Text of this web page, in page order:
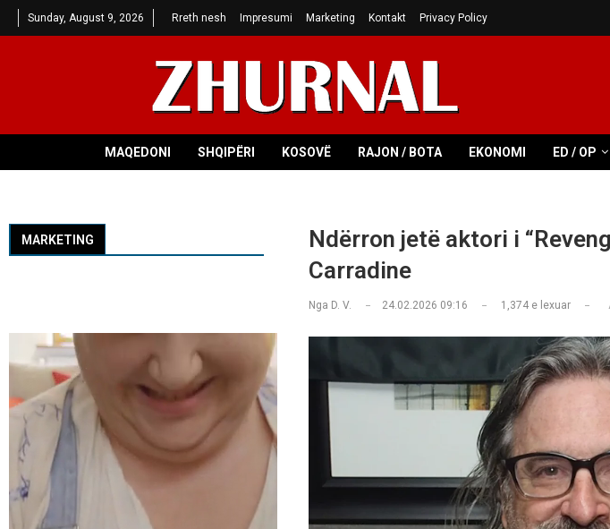
Sunday, August 9, 2026 Rreth nesh Impresumi Marketing Kontakt Privacy Policy
MAQEDONI SHQIPËRI KOSOVË RAJON / BOTA EKONOMI ED / OP
Ndërron jetë aktori i
Carradine
Nga D. V. 24.02.2026 09:16 1,374e lexuar
MARKETING